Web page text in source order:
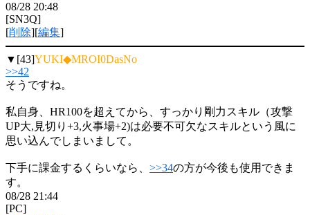
08/28 20:48
[SN3Q]
[削除][編集]
▼[43]YUKI◆MROI0DasNo
>>42
そうですね。
私自身、HR100を超えてから、すっかり剛力スキル（攻撃
UP大,見切り+3,火事場+2)は必要不可欠なスキルという風に
思い込んでしまいまして。
下手に課金するくらいなら、 >>34の方が今後も使用できま
す。
08/28 21:44
[PC]